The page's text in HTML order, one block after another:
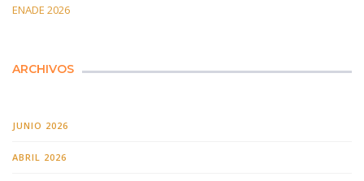
ENADE 2026
ARCHIVOS
JUNIO 2026
ABRIL 2026